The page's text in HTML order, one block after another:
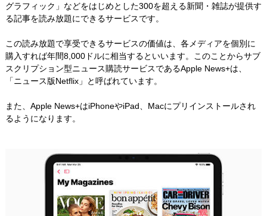
グラフィック」などをはじめとした300を超える新聞・雑誌が提供す
る記事を読み放題にできるサービスです。
この読み放題で享受できるサービスの価値は、各メディアを個別に
購入すれば年間8,000ドルに相当するといいます。このことからサブ
スクリプション型ニュース購読サービスであるApple News+は、
「ニュース版Netflix」と呼ばれています。
また、Apple News+はiPhoneやiPad、Macにプリインストールされ
るようになります。